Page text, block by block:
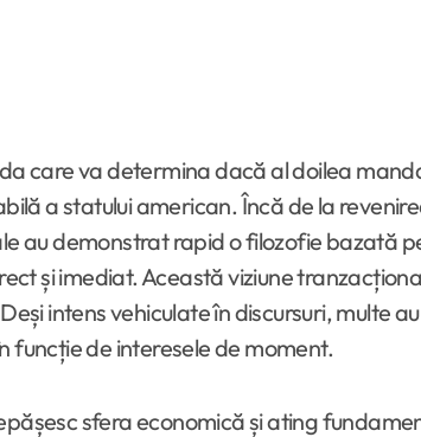
care va determina dacă al doilea
a statului american. Încă de la
au demonstrat rapid o filozofie bazată
și imediat. Această viziune
intens vehiculate în discursuri, multe
funcție de interesele de moment.
sfera economică și ating